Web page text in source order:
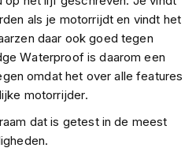
als je motorrijdt en vindt het
daar ook goed tegen
Waterproof is daarom een
omdat het over alle features
motorrijder.
dat is getest in de meest